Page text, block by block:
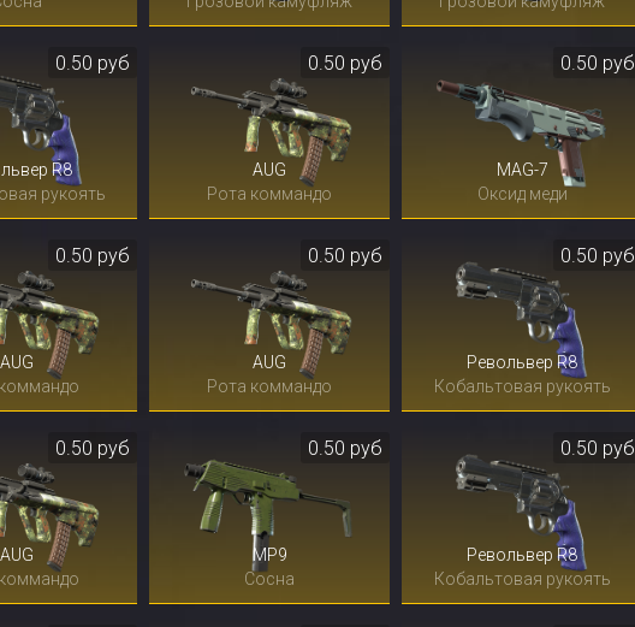
R8
рукоять
0.50 руб
AUG
Рота коммандо
0.50 руб
MAG-7
Оксид меди
0.50 руб
AUG
0.50 руб
AUG
Рота коммандо
0.50 руб
Револьвер R8
Кобальтовая рукоять
0.50 руб
AUG
0.50 руб
MP9
Сосна
0.50 руб
Револьвер R8
Кобальтовая рукоять
0.50 руб